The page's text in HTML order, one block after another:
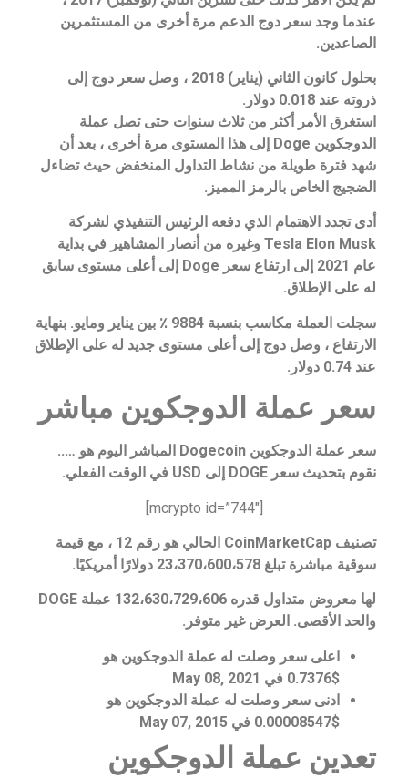
عندما وجد سعر دوج الدعم مرة أخرى من المستثمرين
الصاعدين.
بحلول كانون الثاني (يناير) 2018 ، وصل سعر دوج إلى
ذروته عند 0.018 دولار.
استغرق الأمر أكثر من ثلاث سنوات حتى تصل عملة
الدوجكوين Doge إلى هذا المستوى مرة أخرى ، بعد أن
شهد فترة طويلة من نشاط التداول المنخفض حيث تضاءل
الضجيج الخاص بالرمز المميز.
أدى تجدد الاهتمام الذي دفعه الرئيس التنفيذي لشركة
Tesla Elon Musk وغيره من أنصار المشاهير في بداية
عام 2021 إلى ارتفاع سعر Doge إلى أعلى مستوى سابق
له على الإطلاق.
سجلت العملة مكاسب بنسبة 9884 ٪ بين يناير ومايو. بنهاية
الارتفاع ، وصل دوج إلى أعلى مستوى جديد له على الإطلاق
عند 0.74 دولار.
سعر عملة الدوجكوين مباشر
سعر عملة الدوجكوين Dogecoin المباشر اليوم هو …..
نقوم بتحديث سعر DOGE إلى USD في الوقت الفعلي.
تصنيف CoinMarketCap الحالي هو رقم 12 ، مع قيمة
سوقية مباشرة تبلغ 23،370،600،578 دولارًا أمريكيًا.
لها معروض متداول قدره 132،630،729،606 عملة DOGE
والحد الأقصى. العرض غير متوفر.
اعلى سعر وصلت له عملة الدوجكوين هو
$0.7376 في May 08, 2021
ادنى سعر وصلت له عملة الدوجكوين هو
$0.00008547 في May 07, 2015
تعدين عملة الدوجكوين